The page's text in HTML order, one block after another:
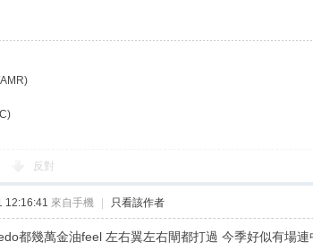
反對
12:16:41 來自手機 只看該作者
都幾萬金油feel 左右翼左右閘都打過 今季好似有場連